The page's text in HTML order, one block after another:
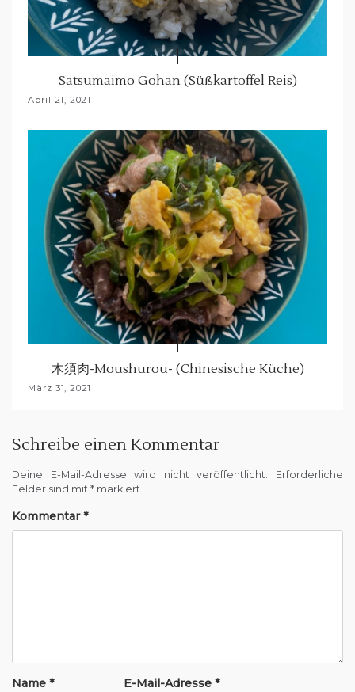
Satsumaimo Gohan (Süßkartoffel Reis)
April 21, 2021
木須肉-Moushurou- (Chinesische Küche)
März 31, 2021
Schreibe einen Kommentar
Deine E-Mail-Adresse wird nicht veröffentlicht.
Erforderliche
Felder sind mit * markiert
Kommentar*
Name * E-Mail-Adresse*